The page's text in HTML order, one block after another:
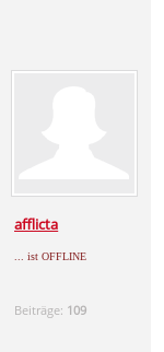
afflicta
... ist OFFLINE
Beiträge: 109